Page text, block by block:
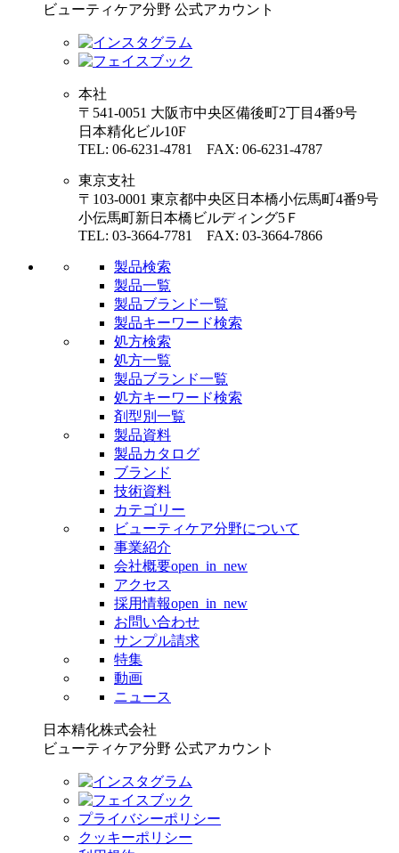
ビューティケア分野 公式アカウント
本社
〒541-0051 大阪市中央区備後町2丁目4番9号
日本精化ビル10F
TEL: 06-6231-4781 FAX: 06-6231-4787
東京支社
〒103-0001 東京都中央区日本橋小伝馬町4番9号
小伝馬町新日本橋ビルディング5Ｆ
TEL: 03-3664-7781 FAX: 03-3664-7866
製品検索
製品一覧
製品ブランド一覧
製品キーワード検索
処方検索
処方一覧
製品ブランド一覧
処方キーワード検索
剤型別一覧
製品資料
製品カタログ
ブランド
技術資料
カテゴリー
ビューティケア分野について
事業紹介
会社概要open_in_new
アクセス
採用情報open_in_new
お問い合わせ
サンプル請求
特集
動画
ニュース
日本精化株式会社
ビューティケア分野 公式アカウント
プライバシーポリシー
クッキーポリシー